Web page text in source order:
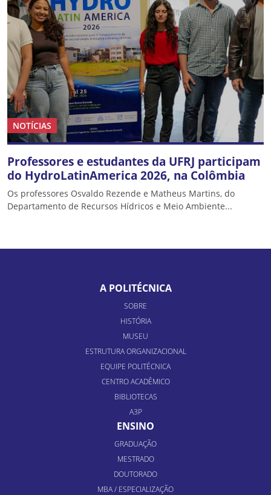
NOTÍCIAS
Professores e estudantes da UFRJ participam
do HydroLatinAmerica 2026, na Colômbia
Os professores Osvaldo Rezende e Matheus Martins, do
Departamento de Recursos Hídricos e Meio Ambiente...
A POLITÉCNICA
SOBRE
HISTÓRIA
MUSEU
ESTRUTURA ORGANIZACIONAL
EQUIPE POLITÉCNICA
CENTRO ACADÊMICO
BIBLIOTECAS
A3P
ENSINO
GRADUAÇÃO
MESTRADO
DOUTORADO
MBA / ESPECIALIZAÇÃO